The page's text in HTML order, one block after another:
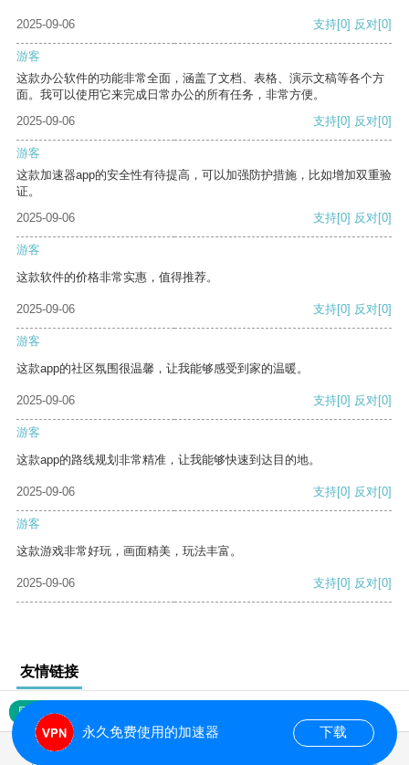
2025-09-06 支持[0] 反对[0]
游客
这款办公软件的功能非常全面，涵盖了文档、表格、演示文稿等各个方
面。我可以使用它来完成日常办公的所有任务，非常方便。
2025-09-06
支持[0] 反对[0]
游客
这款加速器app的安全性有待提高，可以加强防护措施，比如增加双重验
证。
2025-09-06
支持[0] 反对[0]
游客
这款软件的价格非常实惠，值得推荐。
2025-09-06 支持[0] 反对[0]
游客
这款app的社区氛围很温馨，让我能够感受到家的温暖。
2025-09-06 支持[0] 反对[0]
游客
这款app的路线规划非常精准，让我能够快速到达目的地。
2025-09-06 支持[0] 反对[0]
游客
这款游戏非常好玩，画面精美，玩法丰富。
2025-09-06 支持[0] 反对[0]
友情链接
网站地图
永久免费使用的加速器 下载